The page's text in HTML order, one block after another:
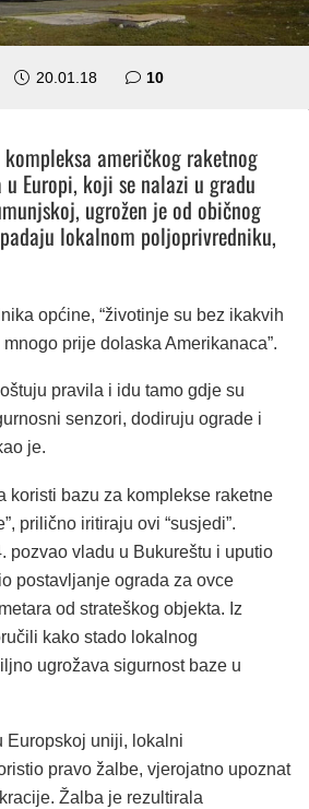
20.01.18 10komentara
američkog raketnog
Europi, koji se nalazi u gradu
ugrožen je od običnog
lokalnom poljoprivredniku,
općine, “životinje su bez ikakvih
prije dolaska Amerikanaca”.
pravila i idu tamo gdje su
senzori, dodiruju ograde i
je.
koristi bazu za komplekse raketne
prilično iritiraju ovi “susjedi”.
pozvao vladu u Bukureštu i uputio
postavljanje ograda za ovce
od strateškog objekta. Iz
kako stado lokalnog
ugrožava sigurnost baze u
Europskoj uniji, lokalni
pravo žalbe, vjerojatno upoznat
Žalba je rezultirala